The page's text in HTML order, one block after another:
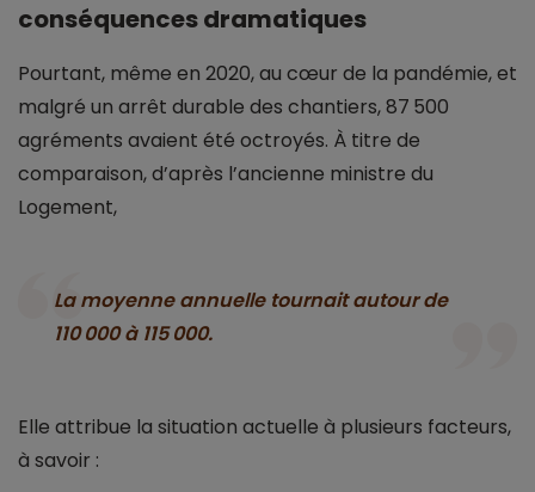
conséquences dramatiques
Pourtant, même en 2020, au cœur de la pandémie, et
malgré un arrêt durable des chantiers, 87 500
agréments avaient été octroyés. À titre de
comparaison, d’après l’ancienne ministre du
Logement,
La moyenne annuelle tournait autour de
110 000 à 115 000.
Elle attribue la situation actuelle à plusieurs facteurs,
à savoir :